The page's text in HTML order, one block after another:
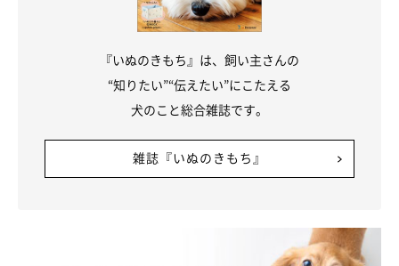
『いぬのきもち』は、飼い主さんの
“知りたい”“伝えたい”にこたえる
犬のこと総合雑誌です。
雑誌『いぬのきもち』